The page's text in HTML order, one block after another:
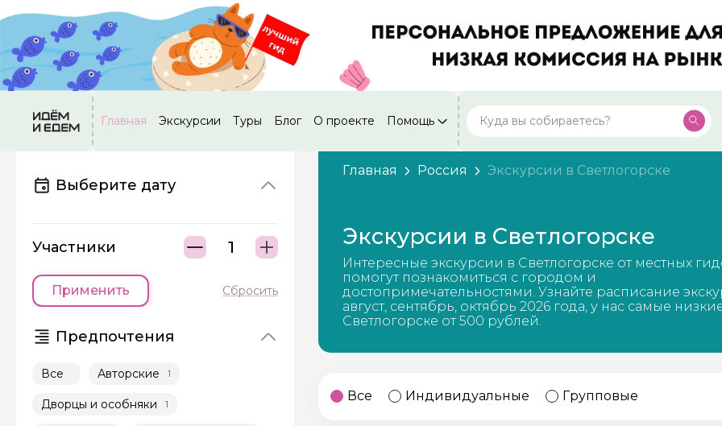
Главная Экскурсии Туры Блог О проекте Помощь
Москва
Россия
Нижний Новгород
Россия
49 экскурсий
Калининград
Россия
Кисловодск
Россия
Дербент
Посмотреть все города
Выберите дату
Участники
Применить Сбросить
Предпочтения
Все Авторские 1
Дворцы и особняки 1
Главная Россия Экскурсии в Светлогорске
Экскурсии в Светлогорске
Интересные экскурсии в Светлогорске от местных
помогут познакомиться с городом и
достопримечательностями. Узнайте расписание
август, сентябрь, октябрь 2026 года, у нас самые
Светлогорске от 500 рублей.
Все Индивидуальные Групповые